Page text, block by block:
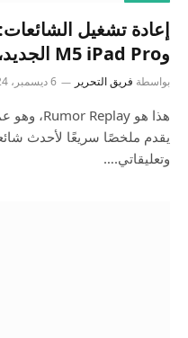
وM5 iPad Pro الجديد، وارتباك HomePod
بواسطة فريق التحرير 6 ديسمبر، 2024
وتعليقاتي.…